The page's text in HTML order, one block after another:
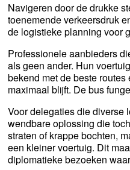
Navigeren door de drukke
toenemende verkeersdruk
de logistieke planning voor
Professionele aanbieders
als geen ander. Hun
bekend met de beste
maximaal blijft. De bus
Voor delegaties die diverse
wendbare oplossing die
straten of krappe bochten,
een kleiner voertuig. Dit
diplomatieke bezoeken